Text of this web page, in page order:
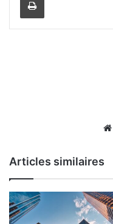
Articles similaires